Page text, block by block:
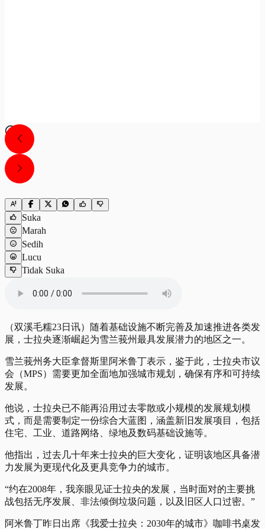
Suka
Marah
Sedih
Lucu
Tidak Suka
（双溪毛糯23日讯）随着基础设施不断完善及加速推进各类发
展，士拉央逐渐崛起为雪兰莪州最具发展潜力的地区之一。
雪兰莪州务大臣拿督斯里阿米鲁丁表示，鉴于此，士拉央市议
会（MPS）需要更加全面地加强城市规划，确保有序和可持续
发展。
他说，士拉央已不能再沿用过去零散或小规模的发展规划模
式，而是需要制定一份综合大蓝图，涵盖新旧发展项目，包括
住宅、工业、道路网络、绿地及数码基础设施等。
他指出，过去几十年来士拉央的巨大变化，证明该地区具备潜
力发展为更现代化及更具竞争力的城市。
“约在2008年，我亲眼见证士拉央的发展，当时面对的主要挑
战包括无序发展、非法倾倒垃圾问题，以及旧区人口过密。”
阿米鲁丁昨日出席《我爱士拉央：2030年的城市》咖啡书桌发